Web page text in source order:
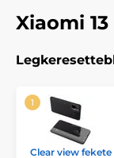
Xiaomi
Clear view fekete